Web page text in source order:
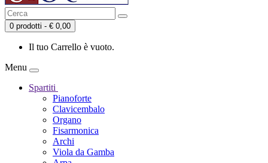
0 prodotti - € 0,00
Il tuo Carrello è vuoto.
Menu
Spartiti
Pianoforte
Clavicembalo
Organo
Fisarmonica
Archi
Viola da Gamba